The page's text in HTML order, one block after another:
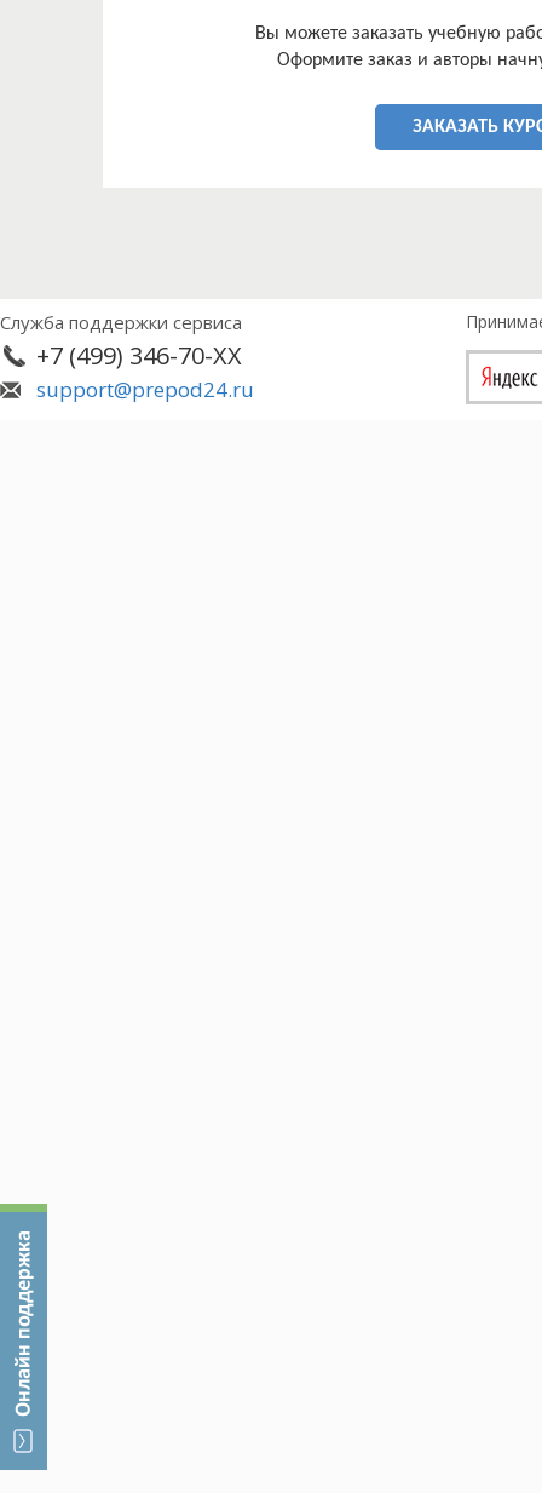
Структура работы: данная работа состоит из
Вы можете заказать учебную
Оформите заказ и авторы
ЗАКАЗАТЬ
Служба поддержки сервиса
+7 (499) 346-70-XX
support@prepod24.ru